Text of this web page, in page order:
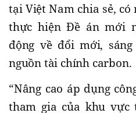
tại Việt Nam chia sẻ,
thực hiện Đề án mới
động về đổi mới,
nguồn tài chính carbon.
“Nâng cao áp dụng
tham gia của khu vực